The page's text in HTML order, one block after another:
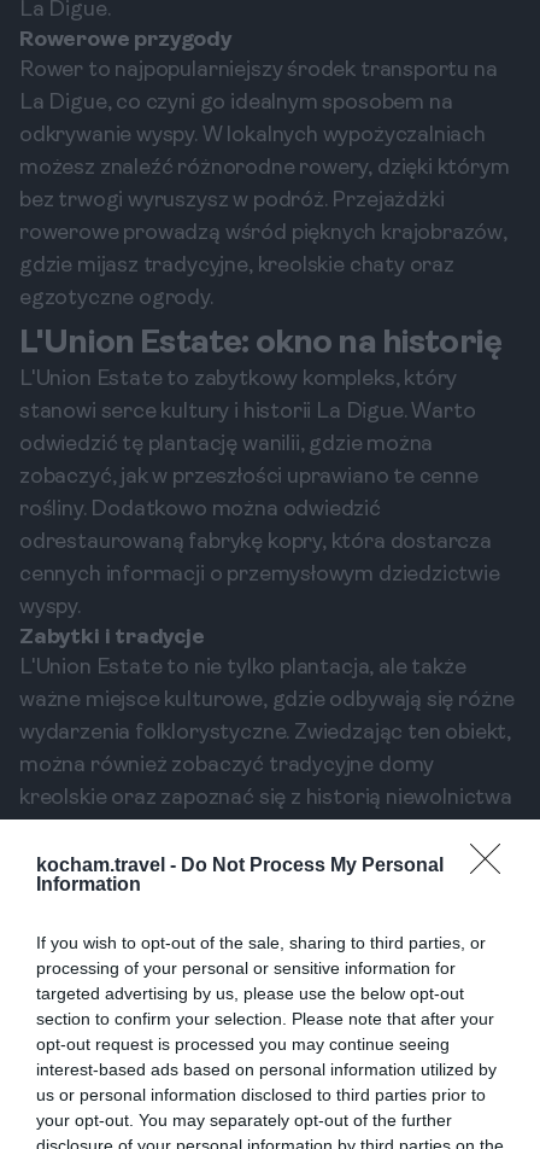
kocham.travel - Do Not Process My Personal
Information
If you wish to opt-out of the sale, sharing to third parties, or
processing of your personal or sensitive information for
targeted advertising by us, please use the below opt-out
section to confirm your selection. Please note that after your
opt-out request is processed you may continue seeing
interest-based ads based on personal information utilized by
us or personal information disclosed to third parties prior to
your opt-out. You may separately opt-out of the further
La Digue.
Rowerowe przygody
Rower to najpopularniejszy środek transportu na
La Digue, co czyni go idealnym sposobem na
odkrywanie wyspy. W lokalnych wypożyczalniach
możesz znaleźć różnorodne rowery, dzięki którym
bez trwogi wyruszysz w podróż. Przejażdżki
rowerowe prowadzą wśród pięknych krajobrazów,
gdzie mijasz tradycyjne, kreolskie chaty oraz
egzotyczne ogrody.
L'Union Estate: okno na historię
L'Union Estate to zabytkowy kompleks, który
stanowi serce kultury i historii La Digue. Warto
odwiedzić tę plantację wanilii, gdzie można
zobaczyć, jak w przeszłości uprawiano te cenne
rośliny. Dodatkowo można odwiedzić
odrestaurowaną fabrykę kopry, która dostarcza
cennych informacji o przemysłowym dziedzictwie
wyspy.
Zabytki i tradycje
L'Union Estate to nie tylko plantacja, ale także
ważne miejsce kulturowe, gdzie odbywają się różne
wydarzenia folklorystyczne. Zwiedzając ten obiekt,
można również zobaczyć tradycyjne domy
kreolskie oraz zapoznać się z historią niewolnictwa
różnorodne i bogate jest kulturowe dziedzictwo La
Digue.
Na La Digue znajduje się także miejscowe muzeum,
które oferuje cenną wiedzę o historii i kulturze
wyspy. To doskonałe miejsce, aby zrozumieć, jak
rozwijała się La Digue na przestrzeni lat, jakie miała
wpływy kolonialne i jak współczesność wpływa na
życie mieszkańców. Ciekawostką jest, że muzeum